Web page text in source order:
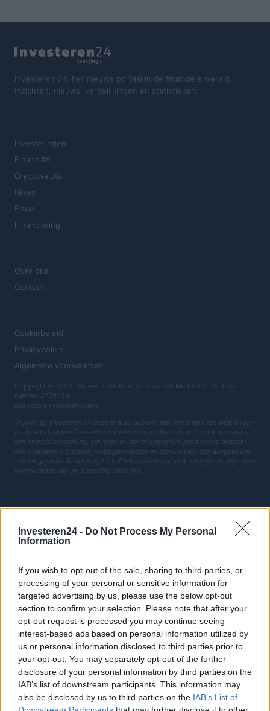
Investeren24 - Do Not Process My Personal
Information
If you wish to opt-out of the sale, sharing to third parties, or
processing of your personal or sensitive information for
targeted advertising by us, please use the below opt-out
section to confirm your selection. Please note that after your
opt-out request is processed you may continue seeing
interest-based ads based on personal information utilized by
us or personal information disclosed to third parties prior to
your opt-out. You may separately opt-out of the further
disclosure of your personal information by third parties on the
IAB’s list of downstream participants. This information may
also be disclosed by us to third parties on the IAB’s List of
Investeren 24, het nieuwe portaal in de financiële wereld.
Inzichten, nieuws, vergelijkingen en statistieken.
Investeringen
Financiën
Cryptovaluta
News
Fisco
Financiering
Over ons
Contact
Cookiebeleid
Privacybeleid
Algemene voorwaarden
Copyright © 2026 · Gepost in Holland door AdHub Media S.r.l. — REA-
nummer 2729933
Alle rechten voorbehouden
Vrijwaring: Investeren 24 doet er alles aan om haar informatie accuraat en up-
to-date te houden. Deze informatie kan verschillen van wat u ziet wanneer u
een financiële instelling, serviceprovider of specifieke productsite bezoekt.
Alle financiële producten, inkoopproducten en diensten worden aangeboden
zonder garantie. Raadpleeg bij het beoordelen van aanbiedingen de algemene
voorwaarden van uw financiële instelling.
ITALIË
Cineverse Magazine
Donne Magazine
Food Blog
Milano Notizie
Motor Magazine
Notizie.it
Offerte Shopping